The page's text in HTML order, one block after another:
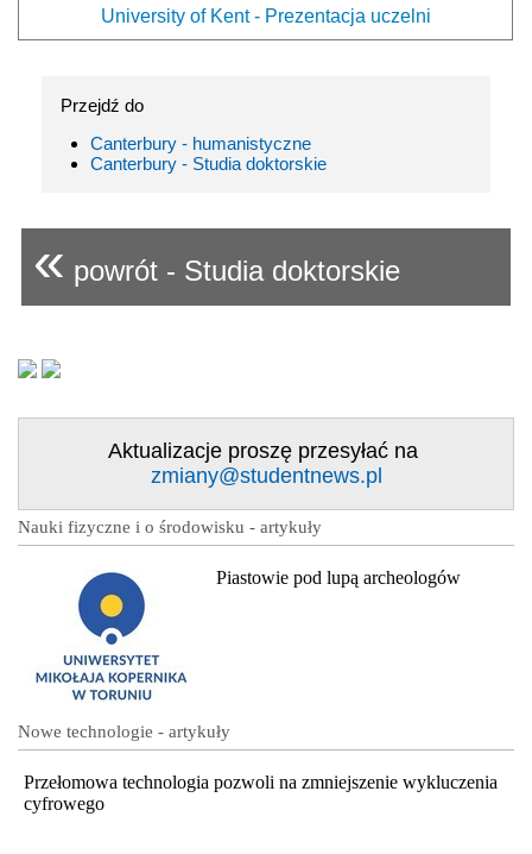
University of Kent - Prezentacja uczelni
Przejdź do
Canterbury - humanistyczne
Canterbury - Studia doktorskie
« powrót - Studia doktorskie
Aktualizacje proszę przesyłać na
zmiany@studentnews.pl
Nauki fizyczne i o środowisku - artykuły
Piastowie pod lupą archeologów
Nowe technologie - artykuły
Przełomowa technologia pozwoli na zmniejszenie wykluczenia
cyfrowego